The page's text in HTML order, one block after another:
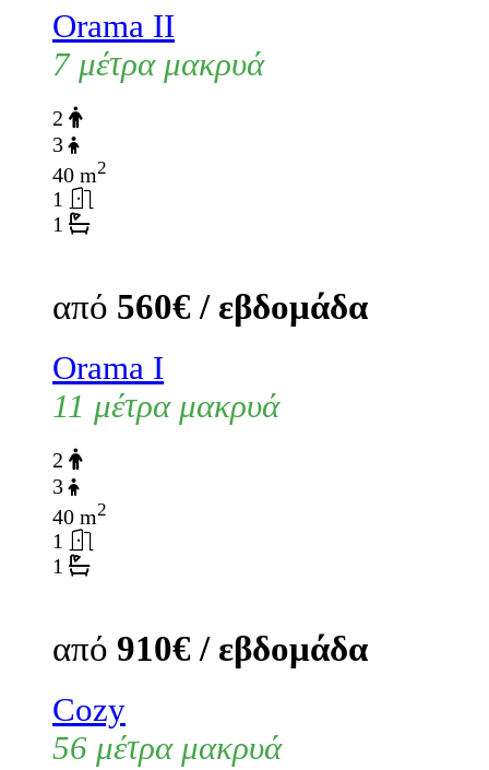
Orama II
7 μέτρα μακρυά
2
3
40 m2
1
1
από 560€ / εβδομάδα
Orama I
11 μέτρα μακρυά
2
3
40 m2
1
1
από 910€ / εβδομάδα
Cozy
56 μέτρα μακρυά